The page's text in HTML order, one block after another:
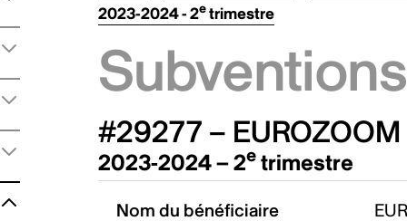
2023-2024 - 2etrimestre
#29277 – EUROZOOM
2023-2024 – 2e trimestre
Nom du bénéficiaire